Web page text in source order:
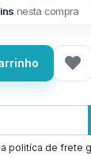
nesta compra
politíca de frete